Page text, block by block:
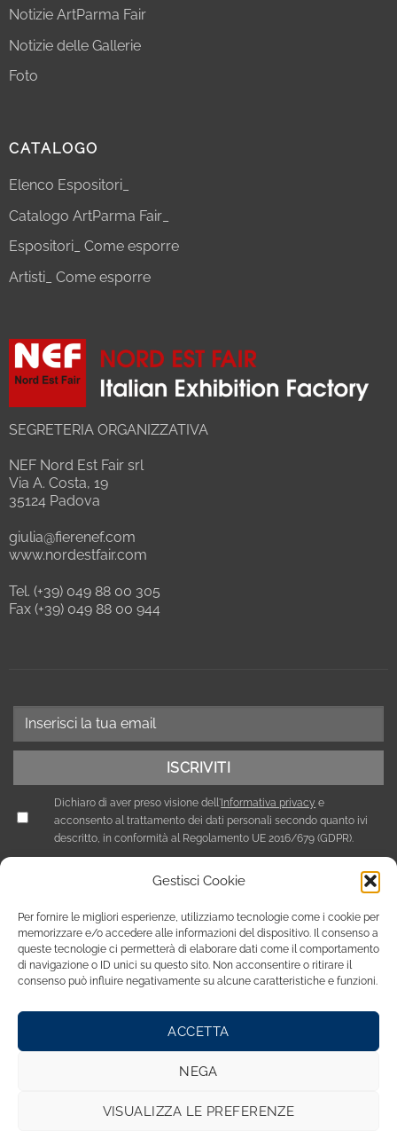
Gestisci Cookie
Per fornire le migliori esperienze, utilizziamo tecnologie come i cookie per
memorizzare e/o accedere alle informazioni del dispositivo. Il consenso a
queste tecnologie ci permetterà di elaborare dati come il comportamento
di navigazione o ID unici su questo sito. Non acconsentire o ritirare il
consenso può influire negativamente su alcune caratteristiche e funzioni.
ACCETTA
NEGA
VISUALIZZA LE PREFERENZE
Notizie ArtParma Fair
Notizie delle Gallerie
Foto
CATALOGO
Elenco Espositori_
Catalogo ArtParma Fair_
Espositori_ Come esporre
Artisti_ Come esporre
SEGRETERIA ORGANIZZATIVA
NEF Nord Est Fair srl
Via A. Costa, 19
35124 Padova
giulia@fierenef.com
www.nordestfair.com
Tel. (+39) 049 88 00 305
Fax (+39) 049 88 00 944
Dichiaro di aver preso visione dell'Informativa privacy e
acconsento al trattamento dei dati personali secondo quanto ivi
descritto, in conformità al Regolamento UE 2016/679 (GDPR).
Privacy Policy Cookie Policy (UE)
Copyright 2026 © Tutti i diritti riservati / NEF Nord Est Fair srl ,
fax +39 049 8800944 - email: giulia@fierenef.com / p.iva & c.f.